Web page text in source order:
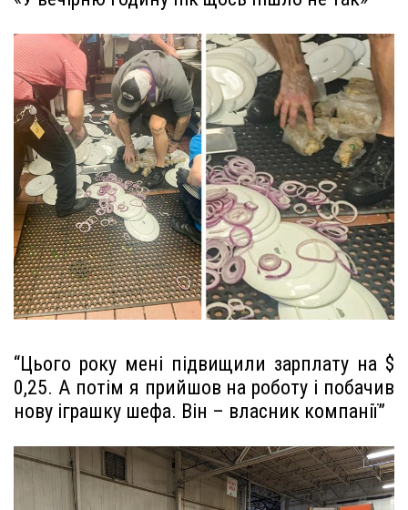
“Цього року мені підвищили зарплату на $
0,25. А потім я прийшов на роботу і побачив
нову іграшку шефа. Він – власник компанії”